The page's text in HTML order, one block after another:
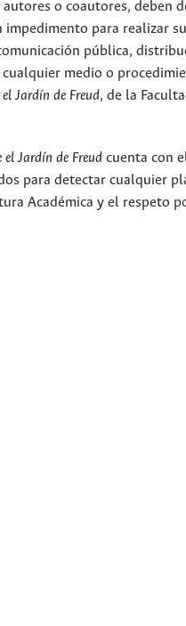
autores o coautores, deben
impedimento para realizar
pública,
medio o
el Jardín de Freud, de la
el Jardín de Freud cuenta con
para detectar cualquier
Académica y el respeto